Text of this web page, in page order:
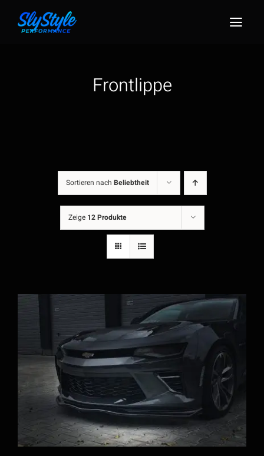
Inhalt
Frontlippe
Sortieren nach Beliebtheit
Zeige 12 Produkte